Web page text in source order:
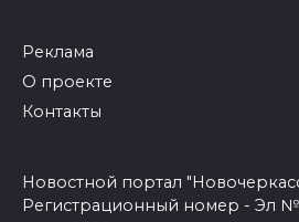
Реклама
О проекте
Контакты
Новостной портал
Регистрационный номер - Эл №